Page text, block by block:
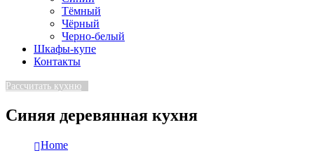
Тёмный
Чёрный
Черно-белый
Шкафы-купе
Контакты
Рассчитать кухню
Синяя деревянная кухня
Home